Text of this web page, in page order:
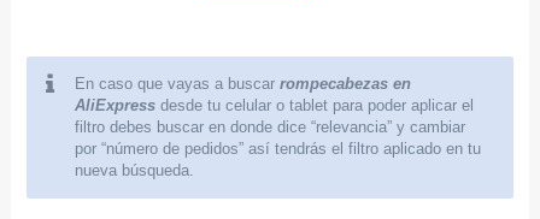
En caso que vayas a buscarrompecabezas en
AliExpressdesde tu celular o tablet para poder aplicar el
filtro debes buscar en donde dice “relevancia” y cambiar
por “número de pedidos” así tendrás el filtro aplicado en tu
nueva búsqueda.